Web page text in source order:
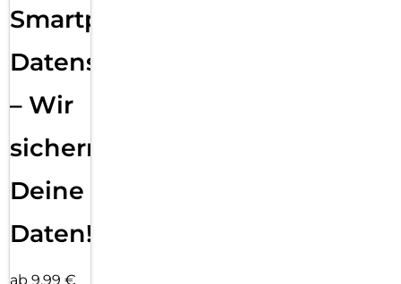
Smartphone
Datensicherung
– Wir
sichern
Deine
Daten!
ab 9,99 €